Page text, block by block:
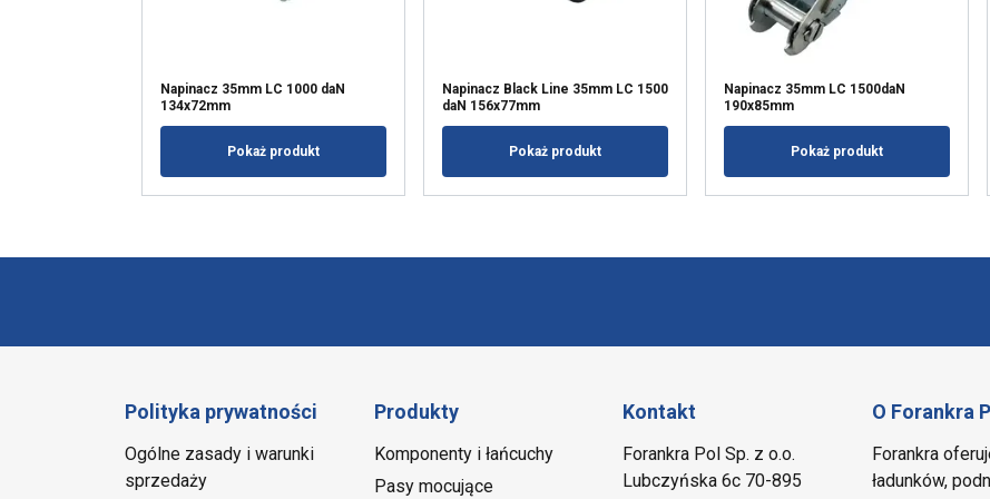
Napinacz 35mm LC 1000 daN
134x72mm
Pokaż produkt
Napinacz Black Line 35mm LC 1500
daN 156x77mm
Pokaż produkt
Napinacz 35mm LC 1500daN
190x85mm
Pokaż produkt
Polityka prywatności
Ogólne zasady i warunki
sprzedaży
Produkty
Komponenty i łańcuchy
Pasy mocujące
Kontakt
Forankra Pol Sp. z o.o.
Lubczyńska 6c 70-895
O Forankra
Forankra
ładunków,